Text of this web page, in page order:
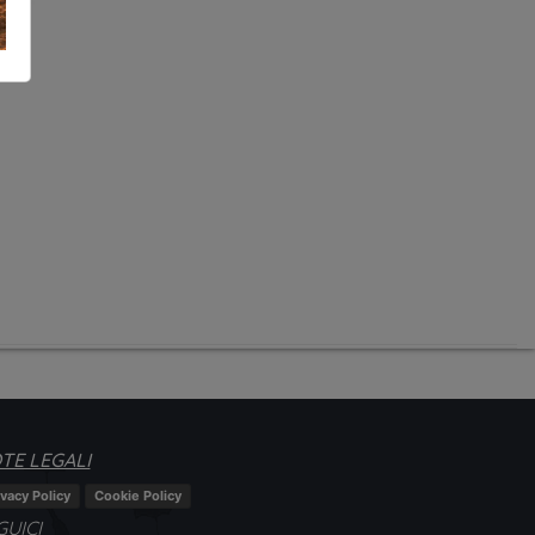
LEGALI
Policy Cookie Policy